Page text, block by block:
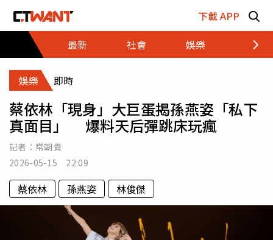
下載 APP
最新
社會 娛樂 財經
娛樂 即時
蔡依林「現身」大巨蛋揭孫燕姿「私下
真面目」 爆料天后彈跳床玩瘋
記者： 常朝貴
2026-05-15 22:09
蔡依林 孫燕姿 林俊傑